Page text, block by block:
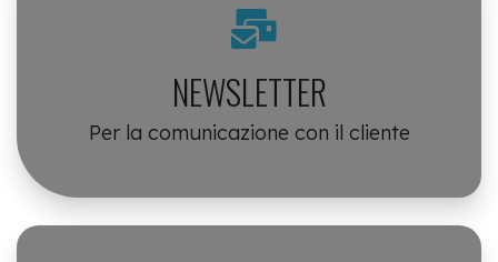
NEWSLETTER
Per la comunicazione con il cliente